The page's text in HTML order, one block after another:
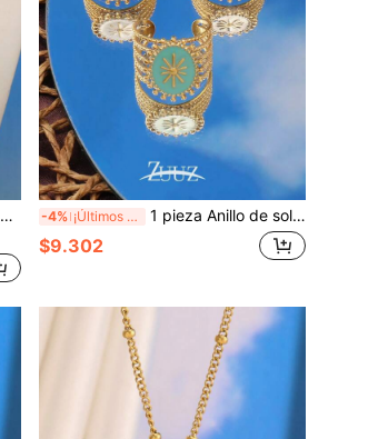
-4% ¡Últimos 2 días 1 pieza Anillo de sol colorido de acero inoxidable, anillo abierto para mujer, anillo de cadena ancho, joyería de mujer, regalo para fiestas
$9.302